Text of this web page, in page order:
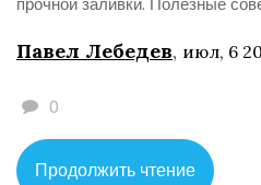
Павел Лебедев, июл, 6
0
Продолжить чтение